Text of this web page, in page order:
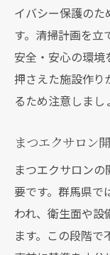
イバシー保護のた
す。清掃計画を立
安全・安心の環境
押さえた施設作り
るため注意しまし
まつエクサロン
まつエクサロン
要です。群馬県
われ、衛生面や
ます。この段階で